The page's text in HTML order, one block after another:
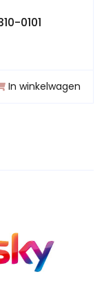
0101
In winkelwagen